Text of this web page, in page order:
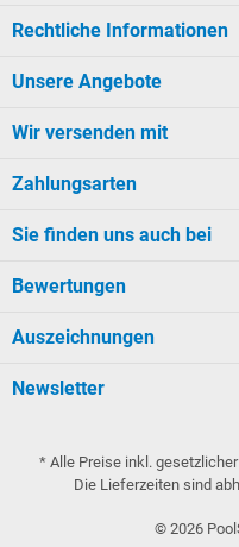
Rechtliche Informationen
Unsere Angebote
Wir versenden mit
Zahlungsarten
Sie finden uns auch bei
Bewertungen
Auszeichnungen
Newsletter
* Alle Preise inkl.
Die Lieferzeiten sind
© 2026